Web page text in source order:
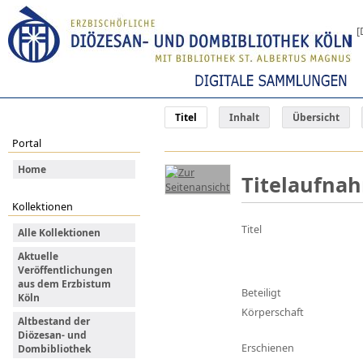
Titel Inhalt Übersicht
Portal
Home
Kollektionen
Alle Kollektionen
Aktuelle
Veröffentlichungen
aus dem Erzbistum
Köln
Altbestand der
Diözesan- und
Dombibliothek
Titel
Beteiligt
Körperschaft
Erschienen